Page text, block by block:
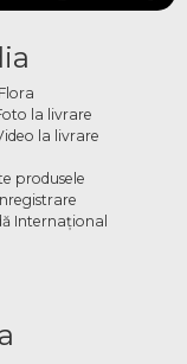
la livrare
la livrare
produsele
Internațional